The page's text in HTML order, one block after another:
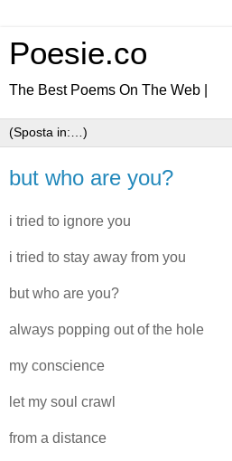
Poesie.co
The Best Poems On The Web |
but who are you?
i tried to ignore you
i tried to stay away from you
but who are you?
always popping out of the hole
my conscience
let my soul crawl
from a distance